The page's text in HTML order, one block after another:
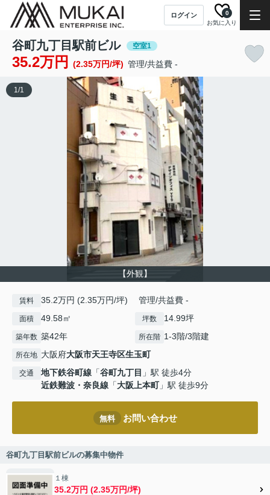
ログイン
お気に入り
0
谷町九丁目駅前ビル 空室1
35.2万円 (2.35万円/坪) 管理/共益費 -
【外観】
1/1
賃料 35.2万円 (2.35万円/坪) 管理/共益費 -
面積 49.58㎡ 坪数 14.99坪
築年数 築42年 所在階 1-3階/3階建
所在地 大阪府大阪市天王寺区生玉町
交通 地下鉄谷町線 「谷町九丁目 」駅 徒歩4分
近鉄難波・奈良線 「大阪上本町」駅 徒歩9分
無料 お問い合わせ
谷町九丁目駅前ビルの募集中物件
１棟
35.2万円 (2.35万円/坪)